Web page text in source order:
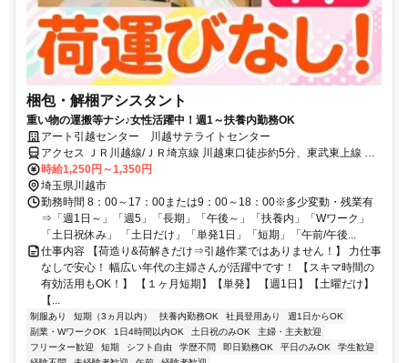
梱包・解梱アシスタント
重い物の運搬等ナシ♪女性活躍中！週1～扶養内勤務OK
アート引越センター 川越サテライトセンター
アクセス ＪＲ川越線/ＪＲ埼京線 川越東口徒歩約5分、東武東上線 川
越東口徒歩約5分、西武新宿線 本川越東口徒歩約8分 川越駅より徒歩
5分
時給1,250円～1,350円
埼玉県川越市
勤務時間 8：00～17：00または9：00～18：00※多少変動・残業有
⇒「週1日～」「週5」「長期」「午後～」「扶養内」「Wワーク」
「土日祝休み」 「土日だけ」「単発1日」「短期」「午前/午後...
仕事内容 【荷造り&荷解きだけ⇒引越作業ではありません！】 力仕事
なしで安心！ 幅広い年代の主婦さんが活躍中です！ 【スキマ時間の
有効活用もOK！】 【１ヶ月短期】【単発】 【週1日】【土曜だけ】
【...
制服あり 短期（3ヵ月以内） 扶養内勤務OK 社員登用あり
週1日からOK
副業・WワークOK
1日4時間以内OK 土日祝のみOK
主婦・主夫歓迎
フリーター歓迎
短期 シフト自由 学歴不問 即日勤務OK 平日のみOK
学生歓迎